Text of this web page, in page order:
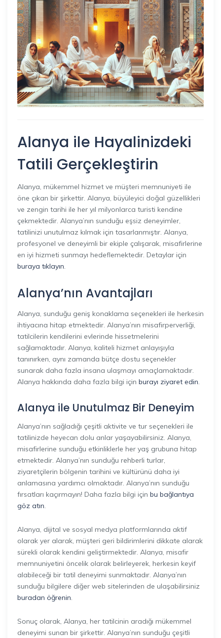
Alanya ile Hayalinizdeki
Tatili Gerçekleştirin
Alanya, mükemmel hizmet ve müşteri memnuniyeti ile
öne çıkan bir şirkettir. Alanya, büyüleyici doğal güzellikleri
ve zengin tarihi ile her yıl milyonlarca turisti kendine
çekmektedir. Alanya’nın sunduğu eşsiz deneyimler,
tatilinizi unutulmaz kılmak için tasarlanmıştır. Alanya,
profesyonel ve deneyimli bir ekiple çalışarak, misafirlerine
en iyi hizmeti sunmayı hedeflemektedir. Detaylar için
buraya tıklayın.
Alanya’nın Avantajları
Alanya, sunduğu geniş konaklama seçenekleri ile herkesin
ihtiyacına hitap etmektedir. Alanya’nın misafirperverliği,
tatilcilerin kendilerini evlerinde hissetmelerini
sağlamaktadır. Alanya, kaliteli hizmet anlayışıyla
tanınırken, aynı zamanda bütçe dostu seçenekler
sunarak daha fazla insana ulaşmayı amaçlamaktadır.
Alanya hakkında daha fazla bilgi için burayı ziyaret edin.
Alanya ile Unutulmaz Bir Deneyim
Alanya’nın sağladığı çeşitli aktivite ve tur seçenekleri ile
tatilinizde heyecan dolu anlar yaşayabilirsiniz. Alanya,
misafirlerine sunduğu etkinliklerle her yaş grubuna hitap
etmektedir. Alanya’nın sunduğu rehberli turlar,
ziyaretçilerin bölgenin tarihini ve kültürünü daha iyi
anlamasına yardımcı olmaktadır. Alanya’nın sunduğu
fırsatları kaçırmayın! Daha fazla bilgi için bu bağlantıya
göz atın.
Alanya, dijital ve sosyal medya platformlarında aktif
olarak yer alarak, müşteri geri bildirimlerini dikkate alarak
sürekli olarak kendini geliştirmektedir. Alanya, misafir
memnuniyetini öncelik olarak belirleyerek, herkesin keyif
alabileceği bir tatil deneyimi sunmaktadır. Alanya’nın
sunduğu bilgilere diğer web sitelerinden de ulaşabilirsiniz
buradan öğrenin.
Sonuç olarak, Alanya, her tatilcinin aradığı mükemmel
deneyimi sunan bir şirkettir. Alanya’nın sunduğu çeşitli